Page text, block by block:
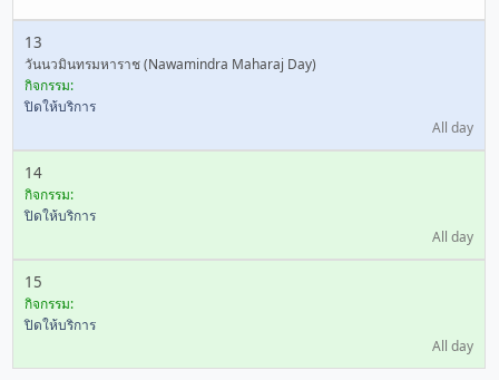
13
วันนวมินทรมหาราช (Nawamindra Maharaj Day)
กิจกรรม:
ปิดให้บริการ
All day
14
กิจกรรม:
ปิดให้บริการ
All day
15
กิจกรรม:
ปิดให้บริการ
All day